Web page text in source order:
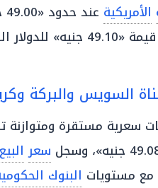
الأمريكية عند حدود «49.00 جنيه»، بينما استقر
في ختام
السويس والبركة
سعرية مستقرة ومتوازنة
سعر البيع
مع مستويات البنوك